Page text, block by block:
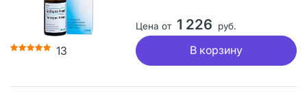
13
Цена от 1 226 руб.
В корзину